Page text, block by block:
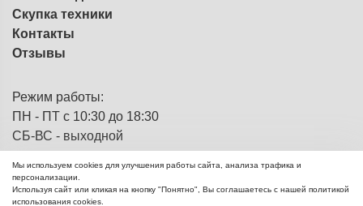
Скупка техники
Контакты
Отзывы
Режим работы:
ПН - ПТ с 10:30 до 18:30
СБ-ВС - выходной
© 2013 - 2026ЭВМка - компьютерный
Мы используем cookies для улучшения работы сайта, анализа трафика и
персонализации.
Используя сайт или кликая на кнопку "Понятно", Вы соглашаетесь с нашей политикой
использования cookies.